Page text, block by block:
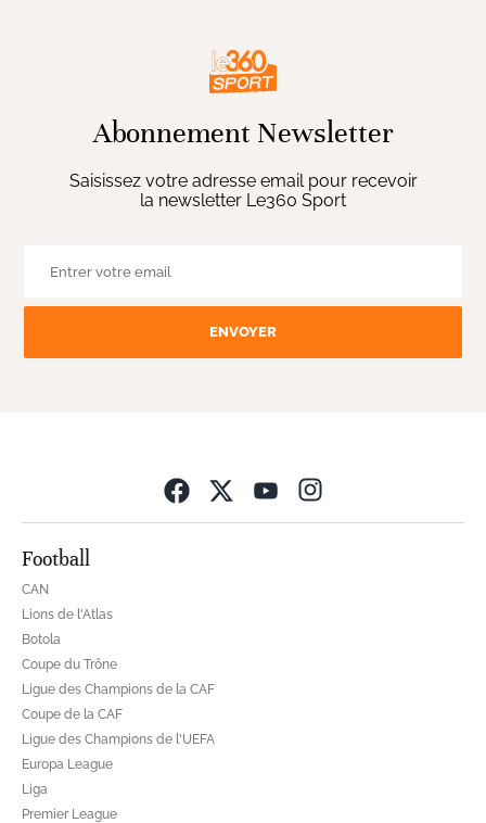
Abonnement Newsletter
Saisissez votre adresse email pour recevoir
la newsletter Le360 Sport
ENVOYER
Football
CAN
Lions de l'Atlas
Botola
Coupe du Trône
Ligue des Champions de la CAF
Coupe de la CAF
Ligue des Champions de l'UEFA
Europa League
Liga
Premier League